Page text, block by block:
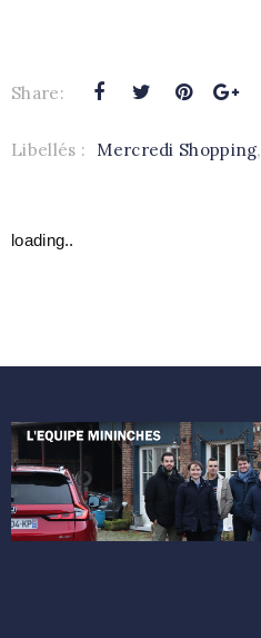
Share:
Libellés : Mercredi Shopping,
loading..